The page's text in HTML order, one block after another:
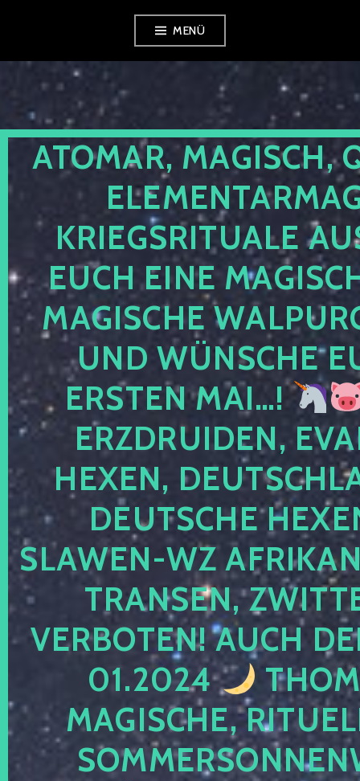
springen
MENÜ
ATOMAR, MAGISCH,
KRIEGSRITUALE
EUCH EINE
MAGISCHE
UND WÜNSCHE
ERSTEN MAI…!
ERZDRUIDEN,
HEXEN,
DEUTSCHE
SLAWEN-WZ
TRANSEN,
VERBOTEN! AUCH
01.2024
MAGISCHE,